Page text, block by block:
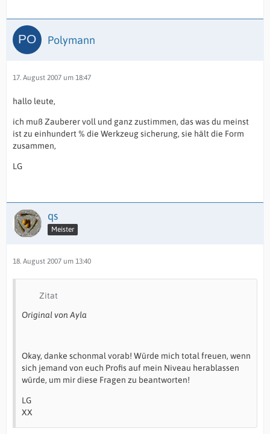
Polymann
17. August 2007 um 18:47
hallo leute,
ich muß Zauberer voll und ganz zustimmen, das was du meinst
ist zu einhundert % die Werkzeug sicherung, sie hält die Form
zusammen,
LG
qs
Meister
18. August 2007 um 13:40
Zitat
Original von Ayla
Okay, danke schonmal vorab! Würde mich total freuen, wenn
sich jemand von euch Profis auf mein Niveau herablassen
würde, um mir diese Fragen zu beantworten!
LG
XX